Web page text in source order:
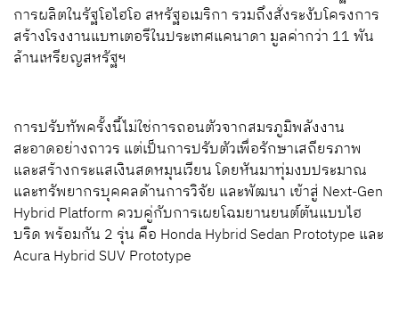
การผลิตในรัฐโอไฮโอ สหรัฐอเมริกา รวมถึงสั่งระงับโครงการ
สร้างโรงงานแบทเตอรีในประเทศแคนาดา มูลค่ากว่า 11 พัน
ล้านเหรียญสหรัฐฯ
การปรับทัพครั้งนี้ไม่ใช่การถอนตัวจากสมรภูมิพลังงาน
สะอาดอย่างถาวร แต่เป็นการปรับตัวเพื่อรักษาเสถียรภาพ
และสร้างกระแสเงินสดหมุนเวียน โดยหันมาทุ่มงบประมาณ
และทรัพยากรบุคคลด้านการวิจัย และพัฒนา เข้าสู่ Next-Gen
Hybrid Platform ควบคู่กับการเผยโฉมยานยนต์ต้นแบบไฮ
บริด พร้อมกัน 2 รุ่น คือ Honda Hybrid Sedan Prototype และ
Acura Hybrid SUV Prototype